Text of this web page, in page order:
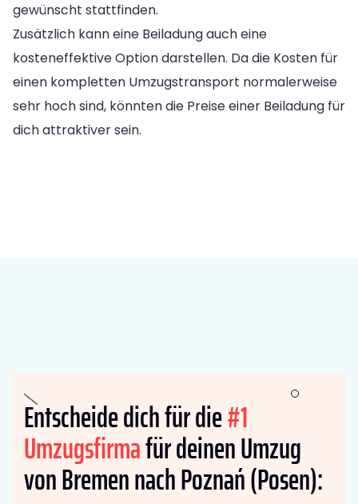
gewünscht stattfinden.
Zusätzlich kann eine Beiladung auch eine
kosteneffektive Option darstellen. Da die Kosten für
einen kompletten Umzugstransport normalerweise
sehr hoch sind, könnten die Preise einer Beiladung für
dich attraktiver sein.
Entscheide dich für die#1
Umzugsfirmafür deinen Umzug
von Bremen nach Poznań (Posen):